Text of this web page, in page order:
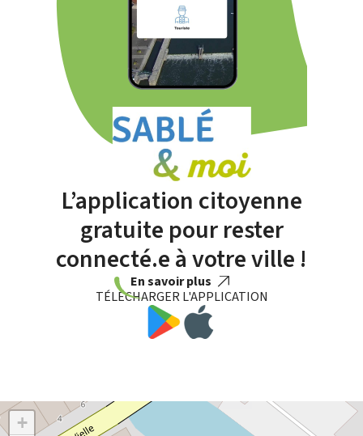
L’application citoyenne
gratuite pour rester
connecté.e à votre ville !
En savoir plus
TÉLÉCHARGER L'APPLICATION
+